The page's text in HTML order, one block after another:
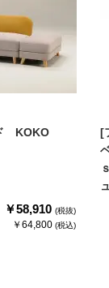
KOKO
￥58,910 (税抜)
￥64,800 (税込)
[